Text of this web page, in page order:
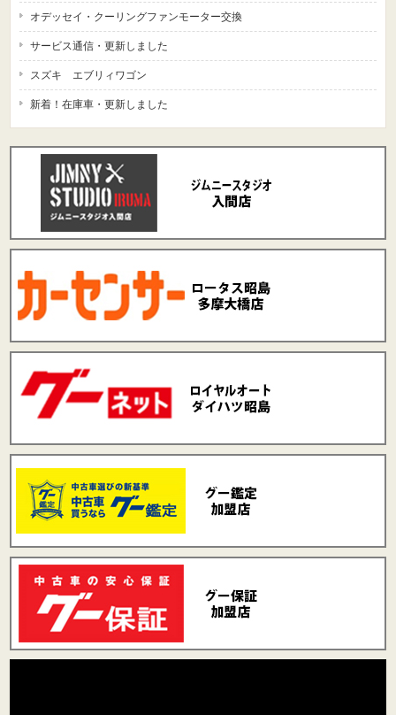
オデッセイ・クーリングファンモーター交換
サービス通信・更新しました
スズキ エブリィワゴン
新着！在庫車・更新しました